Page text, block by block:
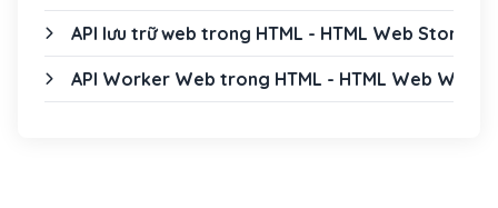
API lưu trữ web trong HTML - HTML Web Storage
API Worker Web trong HTML - HTML Web